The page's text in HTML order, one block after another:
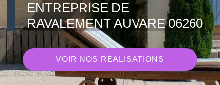
ENTREPRISE DE
RAVALEMENT AUVARE 06260
VOIR NOS RÉALISATIONS